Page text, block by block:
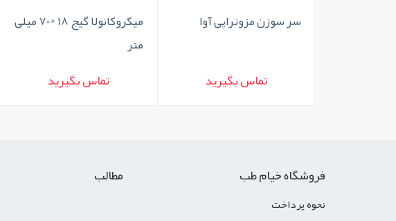
سر سوزن مزوتراپی آوا
تماس بگیرید
میکروکانولا گیج 18 *70 میلی
متر
تماس بگیرید
فروشگاه خیام طب
نحوه پرداخت
مطالب